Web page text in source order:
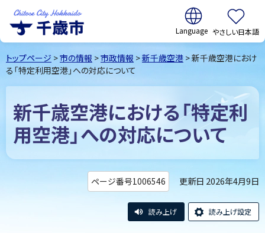
千歳市Chitose
City Hokkaido
翻訳:
やさしい日本語
トップページ >市の情報 >市政情報 >新千歳空港 > 新千歳空港におけ
る「特定利用空港」への対応について
新千歳空港における「特定利
用空港」への対応について
ページ番号1006546 更新日 2026年4月9日
読み上げ 読み上げ設定